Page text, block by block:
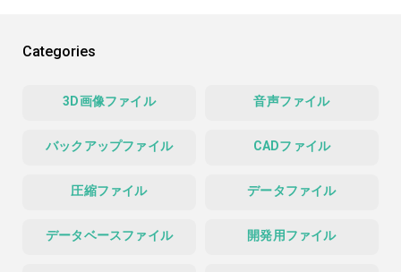
Categories
3D画像ファイル 音声ファイル
バックアップファイル CADファイル
圧縮ファイル データファイル
データベースファイル 開発用ファイル